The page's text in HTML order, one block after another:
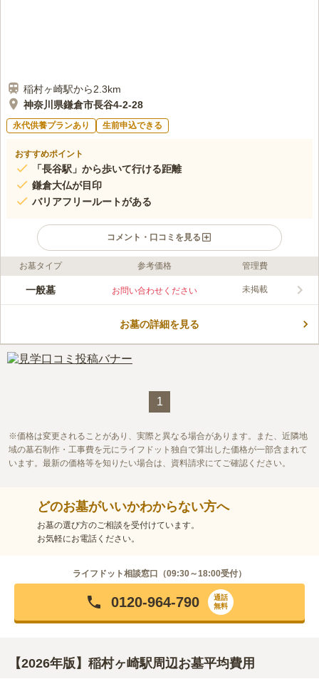
稲村ヶ崎駅から2.3km
神奈川県鎌倉市長谷4-2-28
永代供養プランあり 生前申込できる
おすすめポイント
「長谷駅」から歩いて行ける距離
鎌倉大仏が目印
バリアフリールートがある
コメント・口コミを見る
ライフドット編集部のコメント
高徳院の本尊には国宝の阿弥陀如来坐像があることで有名です。
も、色とりどりの花や樹木を気持ちよく楽しむことができます。
安心してお参りできます
口コミ評価
お墓タイプ 参考価格 管理費
一般墓 お問い合わせください 未掲載
お墓の詳細を見る
1
価格は変更されることがあり、実際と異なる場合があります。また、近隣地
域の墓石制作・工事費を元にライフドット独自で算出した価格が一部含まれて
います。最新の価格等を知りたい場合は、資料請求にてご確認ください。
どのお墓がいいかわからない方へ
お墓の選び方のご相談を受付けています。
お気軽にお電話ください。
ライフドット相談窓口（09:30～18:00受付）
0120-964-790
通話
無料
【2026年版】稲村ヶ崎駅周辺お墓平均費用